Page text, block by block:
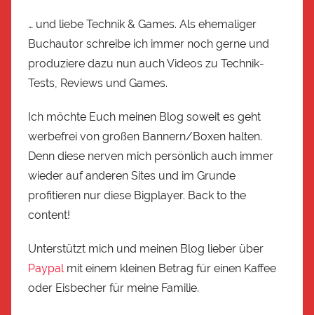
… und liebe Technik & Games. Als ehemaliger
Buchautor schreibe ich immer noch gerne und
produziere dazu nun auch Videos zu Technik-
Tests, Reviews und Games.
Ich möchte Euch meinen Blog soweit es geht
werbefrei von großen Bannern/Boxen halten.
Denn diese nerven mich persönlich auch immer
wieder auf anderen Sites und im Grunde
profitieren nur diese Bigplayer. Back to the
content!
Unterstützt mich und meinen Blog lieber über
Paypal mit einem kleinen Betrag für einen Kaffee
oder Eisbecher für meine Familie.